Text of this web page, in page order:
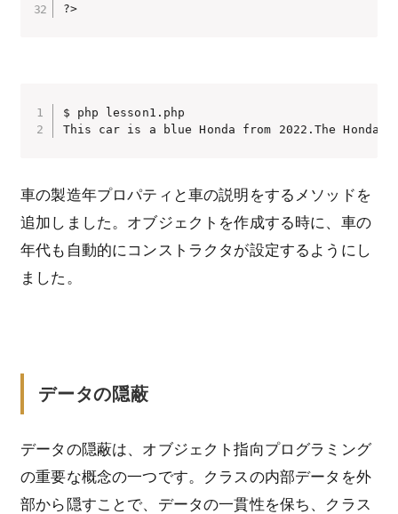
?>
$ php lesson1.php
This car is a blue Honda from 2022.The Honda
車の製造年プロパティと車の説明をするメソッドを
追加しました。オブジェクトを作成する時に、車の
年代も自動的にコンストラクタが設定するようにし
ました。
データの隠蔽
データの隠蔽は、オブジェクト指向プログラミング
の重要な概念の一つです。クラスの内部データを外
部から隠すことで、データの一貫性を保ち、クラス